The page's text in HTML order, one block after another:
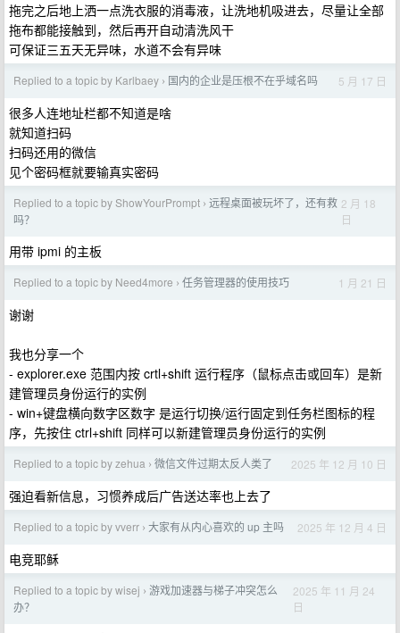
拖完之后地上洒一点洗衣服的消毒液，让洗地机吸进去，尽量让全部
拖布都能接触到，然后再开自动清洗风干
可保证三五天无异味，水道不会有异味
Replied to a topic by Karlbaey › 国内的企业是压根不在乎域名吗 5 月 17 日
很多人连地址栏都不知道是啥
就知道扫码
扫码还用的微信
见个密码框就要输真实密码
Replied to a topic by ShowYourPrompt › 远程桌面被玩坏了，还有救
吗？
2 月 18
日
用带 ipmi 的主板
Replied to a topic by Need4more › 任务管理器的使用技巧 1 月 21 日
谢谢
我也分享一个
- explorer.exe 范围内按 crtl+shift 运行程序（鼠标点击或回车）是新
建管理员身份运行的实例
- win+键盘横向数字区数字 是运行切换/运行固定到任务栏图标的程
序，先按住 ctrl+shift 同样可以新建管理员身份运行的实例
Replied to a topic by zehua › 微信文件过期太反人类了 2025 年 12 月 10 日
强迫看新信息，习惯养成后广告送达率也上去了
Replied to a topic by vverr › 大家有从内心喜欢的 up 主吗 2025 年 12 月 4 日
电竞耶稣
Replied to a topic by wisej › 游戏加速器与梯子冲突怎么
办？
2025 年 11 月 24
日